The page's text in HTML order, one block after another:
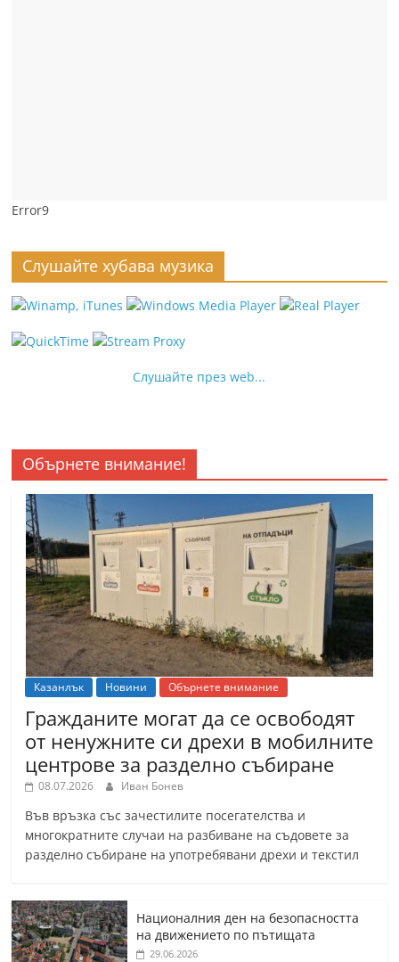
Error9
Слушайте хубава музика
Слушайте през web...
Обърнете внимание!
Казанлък Новини Обърнете внимание
Гражданите могат да се освободят
от ненужните си дрехи в мобилните
центрове за разделно събиране
08.07.2026 Иван Бонев
Във връзка със зачестилите посегателства и
многократните случаи на разбиване на съдовете за
разделно събиране на употребявани дрехи и текстил
Националния ден на безопасността
на движението по пътищата
29.06.2026